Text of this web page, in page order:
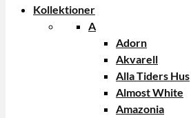
Kollektioner
A
Adorn
Akvarell
Alla Tiders Hus
Almost White
Amazonia